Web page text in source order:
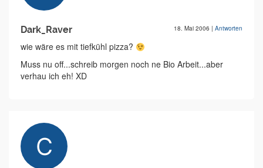
Dark_Raver 18. Mai 2006 | Antworten
wie wäre es mit tiefkühl pizza?
Muss nu off...schreib morgen noch ne Bio Arbeit...aber
verhau ich eh! XD